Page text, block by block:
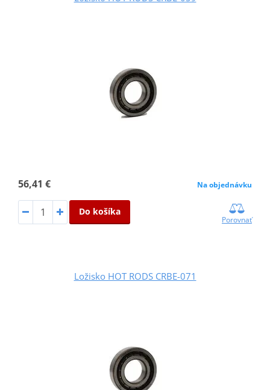
56,41 € Na objednávku
Do košíka
Porovnať
Ložisko HOT RODS CRBE-071